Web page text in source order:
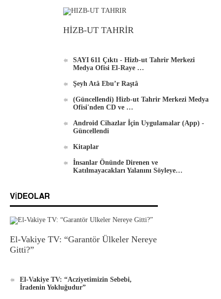
Hizb-ut Tahrir Merkezi Medya Ofisi'nden
Android İçin Yeni El-Waie Dergisi Uygulaması
HİZB-UT TAHRİR
SAYI 611 Çıktı - Hizb-ut Tahrir Merkezi
Medya Ofisi El-Raye …
Şeyh Atâ Ebu’r Raştâ
(Güncellendi) Hizb-ut Tahrir Merkezi Medya
Ofisi'nden CD ve …
Android Cihazlar İçin Uygulamalar (App) -
Güncellendi
Kitaplar
İnsanlar Önünde Direnen ve
Katılmayacakları Yalanını Söyleye…
VIDEOLAR
El-Vakiye TV: “Garantör Ülkeler Nereye
Gitti?”
El-Vakiye TV: “Acziyetimizin Sebebi,
İradenin Yokluğudur”